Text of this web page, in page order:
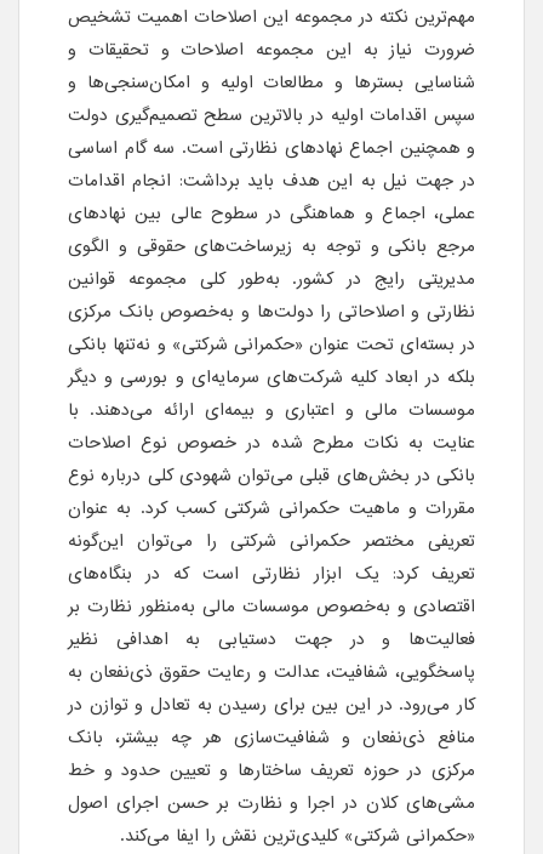
مهم‌ترین نکته در مجموعه این اصلاحات اهمیت تشخیص
ضرورت نیاز به این مجموعه اصلاحات و تحقیقات و
شناسایی بسترها و مطالعات اولیه و امکان‌سنجی‌ها و
سپس اقدامات اولیه در بالاترین سطح تصمیم‌گیری دولت
و همچنین اجماع نهادهای نظارتی است. سه گام اساسی
در جهت نیل به این هدف باید برداشت: انجام اقدامات
عملی، اجماع و هماهنگی در سطوح عالی بین نهادهای
مرجع بانکی و توجه به زیرساخت‌های حقوقی و الگوی
مدیریتی رایج در کشور. به‌طور کلی مجموعه قوانین
نظارتی و اصلاحاتی را دولت‌ها و به‌خصوص بانک مرکزی
در بسته‌ای تحت عنوان «حکمرانی شرکتی» و نه‌تنها بانکی
بلکه در ابعاد کلیه شرکت‌های سرمایه‌ای و بورسی و دیگر
موسسات مالی و اعتباری و بیمه‌ای ارائه می‌دهند. با
عنایت به نکات مطرح شده در خصوص نوع اصلاحات
بانکی در بخش‌های قبلی می‌توان شهودی کلی درباره نوع
مقررات و ماهیت حکمرانی شرکتی کسب کرد. به عنوان
تعریفی مختصر حکمرانی شرکتی را می‌توان این‌گونه
تعریف کرد: یک ابزار نظارتی است که در بنگاه‌های
اقتصادی و به‌خصوص موسسات مالی به‌منظور نظارت بر
فعالیت‌ها و در جهت دستیابی به اهدافی نظیر
پاسخگویی، شفافیت، عدالت و رعایت حقوق ذی‌نفعان به
کار می‌رود. در این بین برای رسیدن به تعادل و توازن در
منافع ذی‌نفعان و شفافیت‌سازی هر چه بیشتر، بانک
مرکزی در حوزه تعریف ساختارها و تعیین حدود و خط
مشی‌های کلان در اجرا و نظارت بر حسن اجرای اصول
«حکمرانی شرکتی» کلیدی‌ترین نقش را ایفا می‌کند.